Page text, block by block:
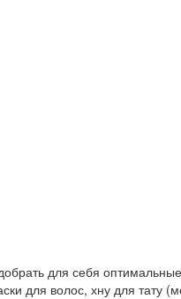
для себя
для волос, хну для тату